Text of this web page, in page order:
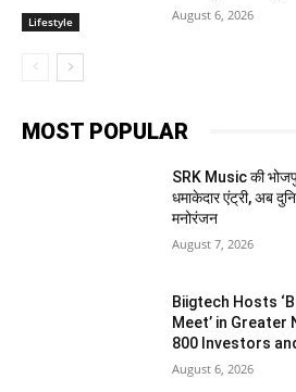
Lifestyle August 6, 2026
MOST POPULAR
SRK Music की
धमाकेदार एंट्री, अब
मनोरंजन
August 7, 2026
Biigtech Hosts
Meet’ in
800 Investors
August 6, 2026